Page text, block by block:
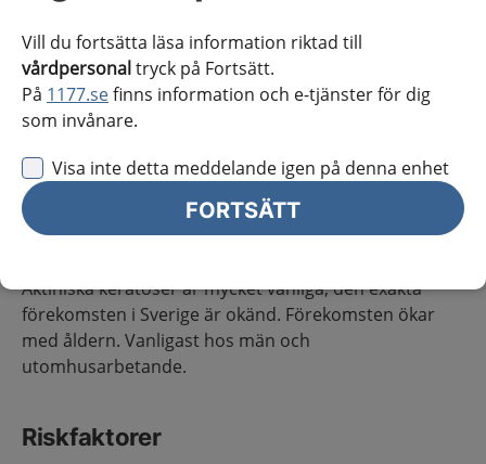
Vill du fortsätta läsa information riktad till
vårdpersonaltryck på Fortsätt.
På 1177.sefinns information och e-tjänster för dig
som invånare.
Visa inte detta meddelande igen på denna enhet
FORTSÄTT
Om hälsotillståndet
Definition
Aktinisk keratos är en kronisk solskada i huden
begränsad till epidermis. Det är vanligtvis ofarligt och
läker spontant i cirka 20 % av fallen.(1)(2)
Aktiniska keratoser är mycket vanliga, den exakta
förekomsten i Sverige är okänd. Förekomsten ökar
med åldern. Vanligast hos män och
utomhusarbetande.
Riskfaktorer